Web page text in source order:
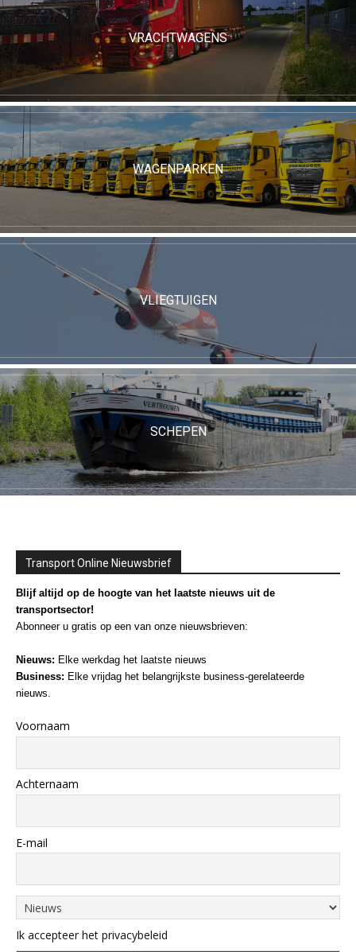
VRACHTWAGENS
WAGENPARKEN
VLIEGTUIGEN
SCHEPEN
Transport Online Nieuwsbrief
Blijf altijd op de hoogte van het laatste nieuws uit de
transportsector!
Abonneer u gratis op een van onze nieuwsbrieven:
Nieuws: Elke werkdag het laatste nieuws
Business: Elke vrijdag het belangrijkste business-gerelateerde
nieuws.
Voornaam
Achternaam
E-mail
Ik accepteer het privacybeleid